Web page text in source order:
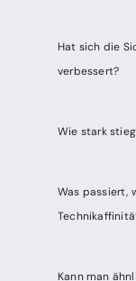
Hat sich die
verbessert?
Wie stark
Was passiert,
Kann man